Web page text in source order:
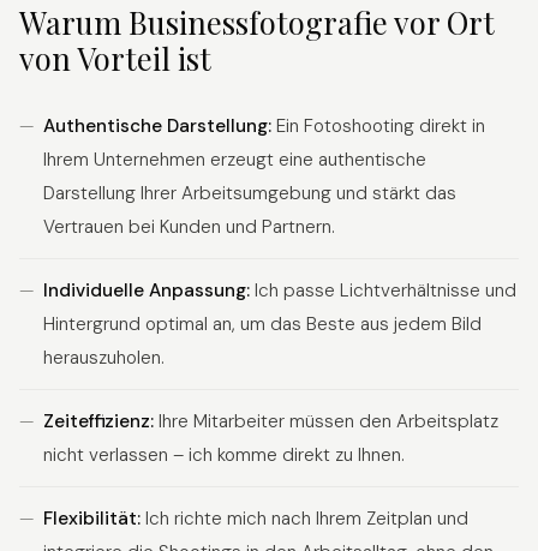
Warum Businessfotografie vor Ort
von Vorteil ist
Authentische Darstellung: Ein Fotoshooting direkt in
Ihrem Unternehmen erzeugt eine authentische
Darstellung Ihrer Arbeitsumgebung und stärkt das
Vertrauen bei Kunden und Partnern.
Individuelle Anpassung: Ich passe Lichtverhältnisse und
Hintergrund optimal an, um das Beste aus jedem Bild
herauszuholen.
Zeiteffizienz: Ihre Mitarbeiter müssen den Arbeitsplatz
nicht verlassen – ich komme direkt zu Ihnen.
Flexibilität: Ich richte mich nach Ihrem Zeitplan und